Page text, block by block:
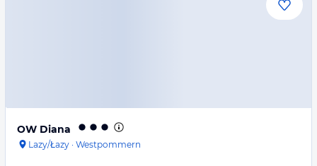
OW Diana
Lazy/Łazy · Westpommern